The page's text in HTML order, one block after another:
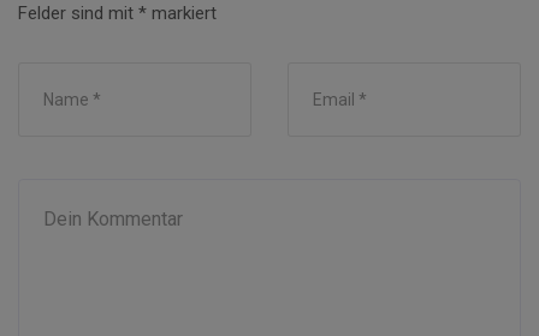
Felder sind mit * markiert